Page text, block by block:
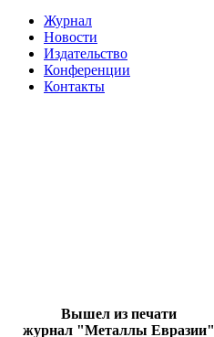
Журнал
Новости
Издательство
Конференции
Контакты
Вышел из печати
журнал "Металлы Евразии"